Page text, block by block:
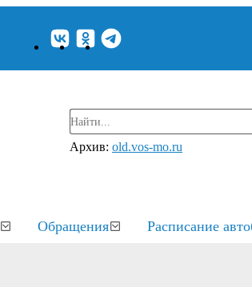
Архив: old.vos-mo.ru
Обращения Расписание